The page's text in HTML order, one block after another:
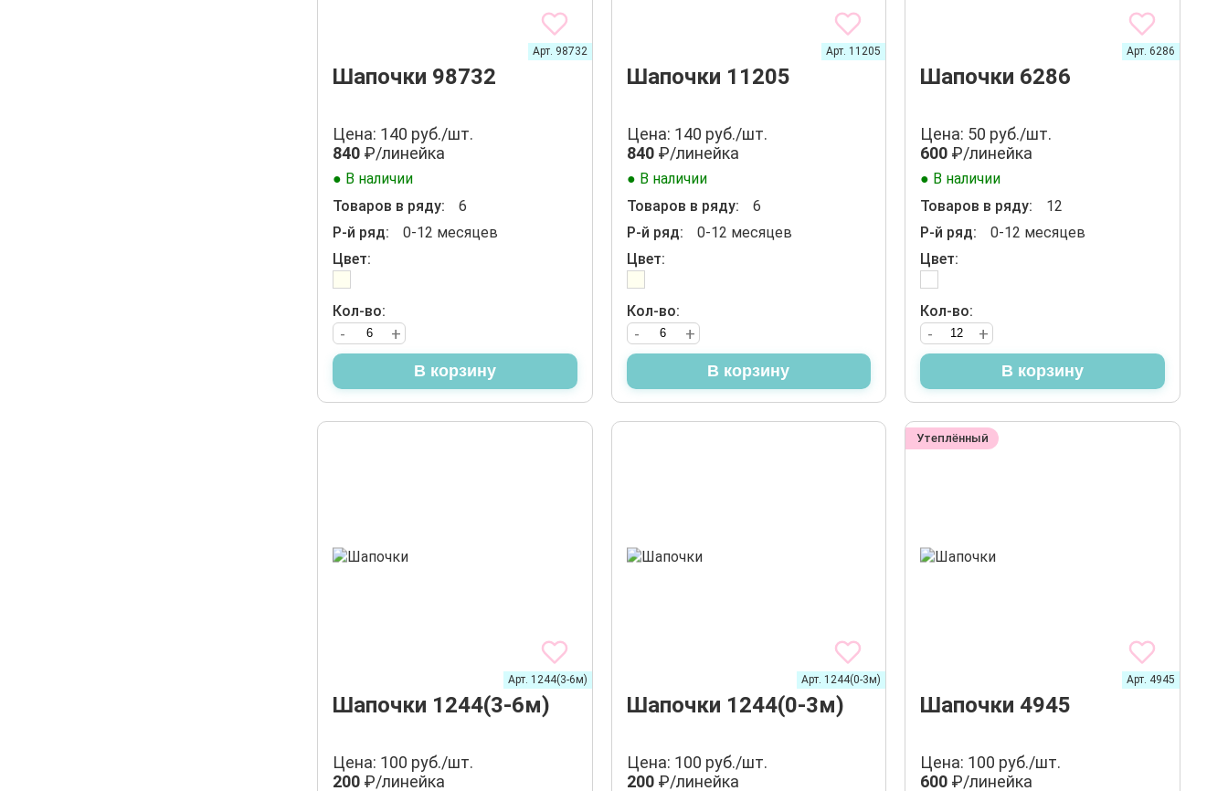
Шапочки 98732
Арт. 98732
Цена: 140 руб./шт.
840 ₽/линейка
● В наличии
Товаров в ряду:
6
Р-й ряд:
0-12 месяцев
Цвет:
Кол-во:
+
-
В корзину
Шапочки 11205
Арт. 11205
Цена: 140 руб./шт.
840₽/линейка
● В наличии
Товаров в ряду:
6
Р-й ряд:
0-12 месяцев
Цвет:
Кол-во:
+
-
В корзину
Шапочки 6286
Арт. 6286
Цена: 50 руб./шт.
600 ₽/линейка
● В наличии
Товаров в ряду:
12
Р-й ряд:
0-12 месяцев
Цвет:
Кол-во:
+
-
В корзину
Шапочки 1244(3-6м)
Арт. 1244(3-6м)
Цена: 100 руб./шт.
200 ₽/линейка
Шапочки 1244(0-3м)
Арт. 1244(0-3м)
Цена: 100 руб./шт.
200₽/линейка
Утеплённый
Шапочки 4945
Арт. 4945
Цена: 100 руб./шт.
600 ₽/линейка